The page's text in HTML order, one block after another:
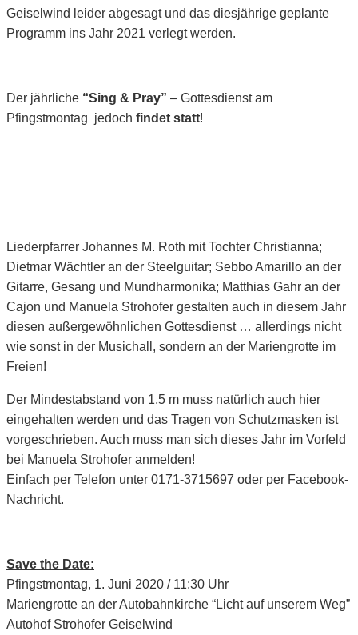
Geiselwind leider abgesagt und das diesjährige geplante
Programm ins Jahr 2021 verlegt werden.
Der jährliche “Sing & Pray” – Gottesdienst am
Pfingstmontag jedoch findet statt!
Liederpfarrer Johannes M. Roth mit Tochter Christianna;
Dietmar Wächtler an der Steelguitar; Sebbo Amarillo an der
Gitarre, Gesang und Mundharmonika; Matthias Gahr an der
Cajon und Manuela Strohofer gestalten auch in diesem Jahr
diesen außergewöhnlichen Gottesdienst … allerdings nicht
wie sonst in der Musichall, sondern an der Mariengrotte im
Freien!
Der Mindestabstand von 1,5 m muss natürlich auch hier
eingehalten werden und das Tragen von Schutzmasken ist
vorgeschrieben. Auch muss man sich dieses Jahr im Vorfeld
bei Manuela Strohofer anmelden!
Einfach per Telefon unter 0171-3715697 oder per Facebook-
Nachricht.
Save the Date:
Pfingstmontag, 1. Juni 2020 / 11:30 Uhr
Mariengrotte an der Autobahnkirche “Licht auf unserem Weg”
Autohof Strohofer Geiselwind